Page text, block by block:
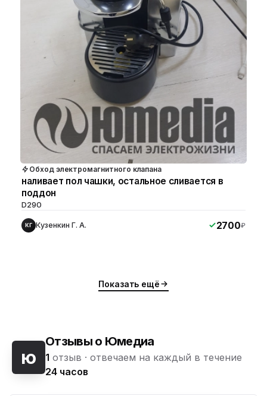
Обход электромагнитного клапана
наливает пол чашки, остальное сливается в
поддон
D290
КГ Кузенкин Г. А. 2700₽
Показать ещё
ю
Отзывы о Юмедиа
1 отзыв · отвечаем на каждый в течение
24 часов